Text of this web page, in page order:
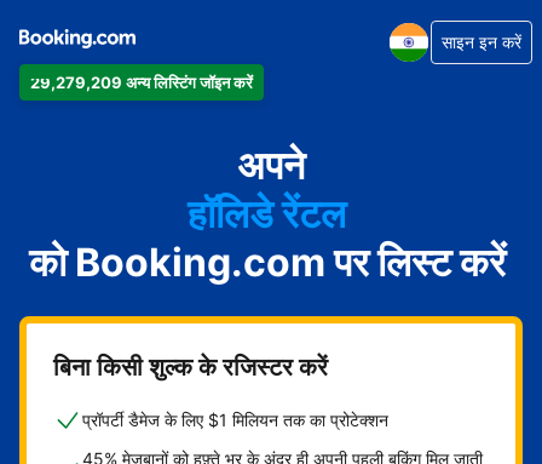
29,279,209 अन्य लिस्टिंग जॉइन करें
साइन इन करें
अपने
अपार्टमेंट
होटल
हॉलिडे रेंटल
गेस्ट हाउस
बेड एंड ब्रेकफ़ास्ट
को Booking.com पर लिस्ट करें
बिना किसी शुल्क के रजिस्टर करें
प्रॉपर्टी डैमेज के लिए $1 मिलियन तक का प्रोटेक्शन
45% मेज़बानों को हफ़्ते भर के अंदर ही अपनी पहली बुकिंग मिल जाती